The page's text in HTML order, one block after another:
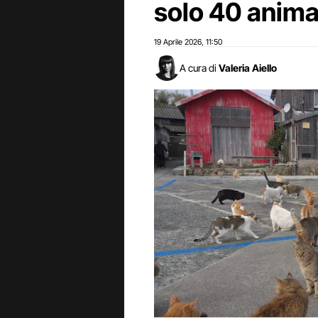
solo 40
19 Aprile 2026 11:50
A cura di Valeria Aiello